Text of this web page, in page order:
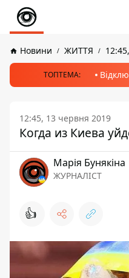
Новини ЖИТТЯ
ТОПТЕМА:
12:45, 13 червня 2019
Когда из Киева
Марія Бунякіна
ЖУРНАЛІСТ
👍